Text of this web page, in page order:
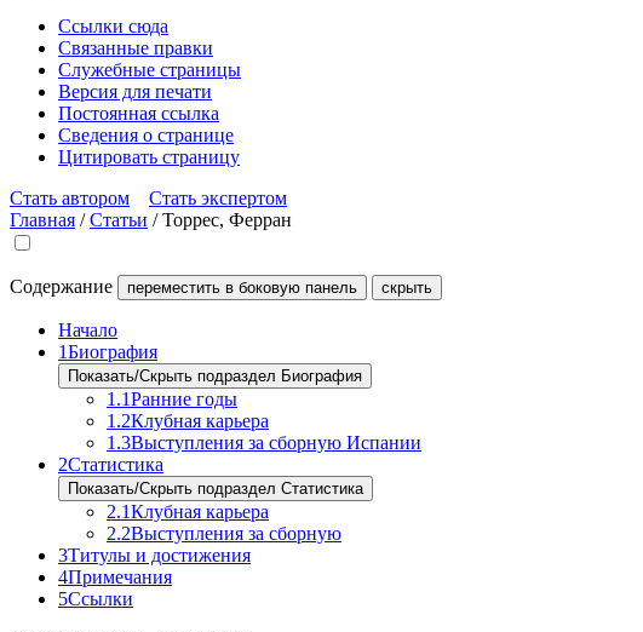
Ссылки сюда
Связанные правки
Служебные страницы
Версия для печати
Постоянная ссылка
Сведения о странице
Цитировать страницу
Стать автором
Стать экспертом
Главная /Статьи /Торрес, Ферран
Содержание переместить в боковую панель скрыть
Начало
1Биография
Показать/Скрыть подраздел Биография
1.1Ранние годы
1.2Клубная карьера
1.3Выступления за сборную Испании
2Статистика
Показать/Скрыть подраздел Статистика
2.1Клубная карьера
2.2Выступления за сборную
3Титулы и достижения
4Примечания
5Ссылки